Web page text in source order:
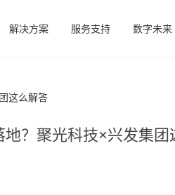
解决方案 服务支持 数字未来
这么解答
？聚光科技×兴发集团